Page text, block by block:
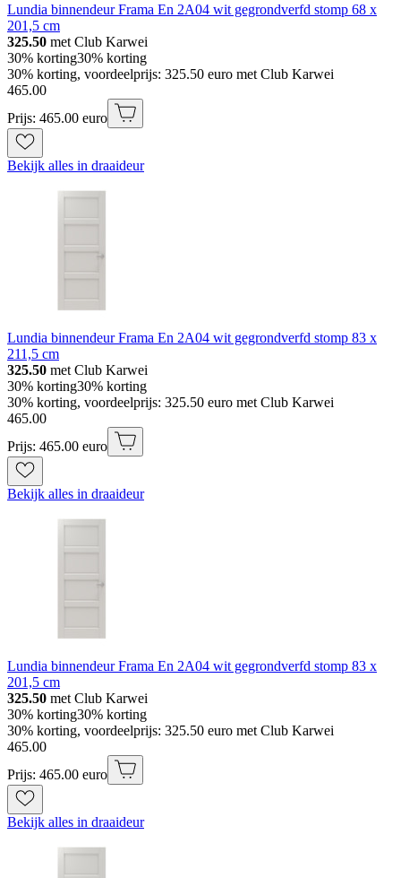
Lundia binnendeur Frama En 2A04 wit gegrondverfd stomp 68 x
201,5 cm
325.50 met Club Karwei
30% korting30% korting
30% korting, voordeelprijs: 325.50 euro met Club Karwei
465.00
Prijs: 465.00 euro
Bekijk alles in draaideur
Lundia binnendeur Frama En 2A04 wit gegrondverfd stomp 83 x
211,5 cm
325.50 met Club Karwei
30% korting30% korting
30% korting, voordeelprijs: 325.50 euro met Club Karwei
465.00
Prijs: 465.00 euro
Bekijk alles in draaideur
Lundia binnendeur Frama En 2A04 wit gegrondverfd stomp 83 x
201,5 cm
325.50 met Club Karwei
30% korting30% korting
30% korting, voordeelprijs: 325.50 euro met Club Karwei
465.00
Prijs: 465.00 euro
Bekijk alles in draaideur